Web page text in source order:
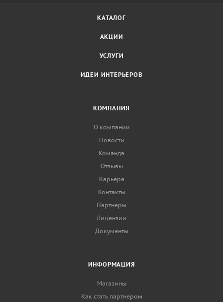
КАТАЛОГ
АКЦИИ
УСЛУГИ
ИДЕИ ИНТЕРЬЕРОВ
КОМПАНИЯ
О компании
Новости
Команда
Отзывы
Карьера
Контакты
Партнеры
Лицензии
Документы
ИНФОРМАЦИЯ
Магазины
Как стать партнером